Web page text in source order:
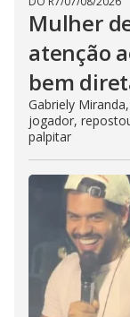
Mulher
atenção
bem
Gabriely
jogador,
palpitar